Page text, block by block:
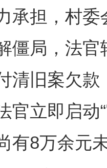
承担，村
僵局，法
清旧案欠
官立即启动
有8万余元